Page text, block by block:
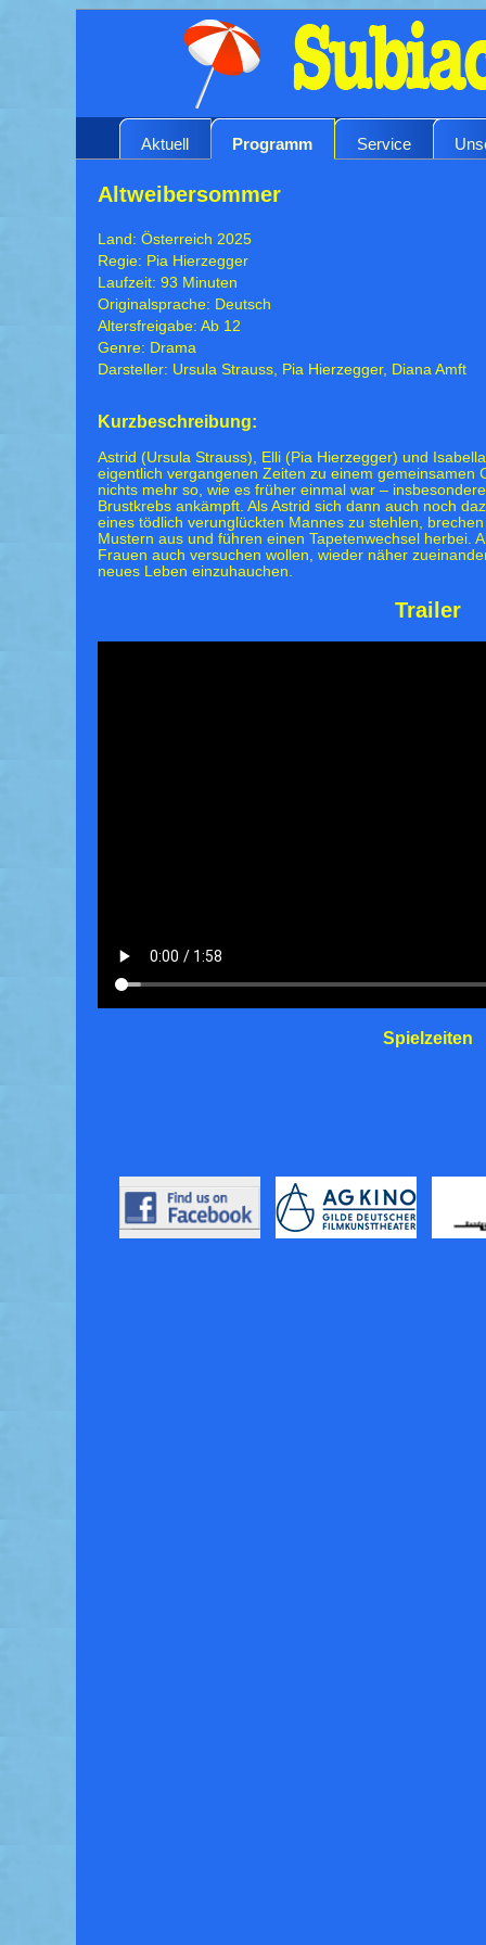
Aktuell Programm Service
Altweibersommer
Land: Österreich 2025
Regie: Pia Hierzegger
Laufzeit: 93 Minuten
Originalsprache: Deutsch
Altersfreigabe: Ab 12
Genre: Drama
Darsteller: Ursula Strauss, Pia Hierzegger, Diana Amft
Kurzbeschreibung:
Astrid (Ursula Strauss), Elli (Pia Hierzegger) und
eigentlich vergangenen Zeiten zu einem gemeinsamen
nichts mehr so, wie es früher einmal war –
Brustkrebs ankämpft. Als Astrid sich dann auch noch
eines tödlich verunglückten Mannes zu stehlen,
Mustern aus und führen einen Tapetenwechsel herbei.
Frauen auch versuchen wollen, wieder näher
neues Leben einzuhauchen.
Trailer
Spielzeiten